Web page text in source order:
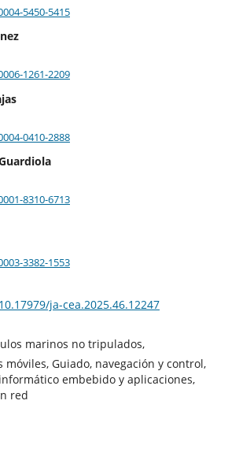
5450-5415
1261-2209
0410-2888
8310-6713
3382-1553
ja-cea.2025.46.12247
marinos no tripulados,
móviles, Guiado, navegación y control,
embebido y aplicaciones,
red